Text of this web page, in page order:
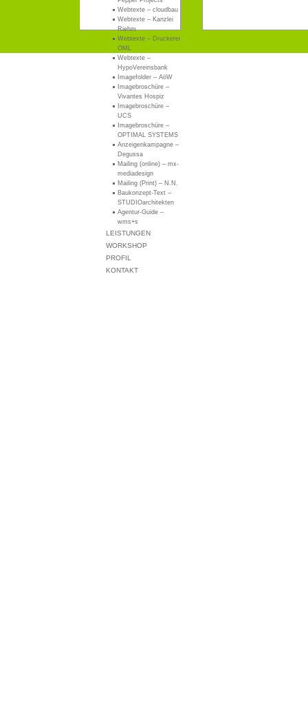
Webtexte – cloudbau
Webtexte – Kanzlei
Riehm
Webtexte – Druckerei
OML
Webtexte –
HypoVereinsbank
Imagefolder – AöW
Imagebroschüre –
Vivantes Hospiz
Imagebroschüre –
UCS
Imagebroschüre –
OPTIMAL SYSTEMS
Anzeigenkampagne –
Degussa
Mailing (online) – mx-
mediadesign
Mailing (Print) – N.N.
Baukonzept-Text –
STUDIOarchitekten
Agentur-Guide –
wms+s
LEISTUNGEN
WORKSHOP
PROFIL
KONTAKT